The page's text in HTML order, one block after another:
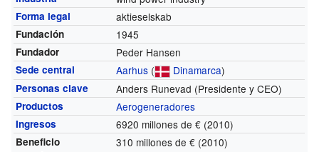
Forma legal aktieselskab
Fundación 1945
Fundador Peder Hansen
Sede central Aarhus ( Dinamarca)
Personas clave Anders Runevad (Presidente y CEO)
Productos Aerogeneradores
Ingresos 6920 millones de € (2010)
Beneficio
310 millones de € (2010)